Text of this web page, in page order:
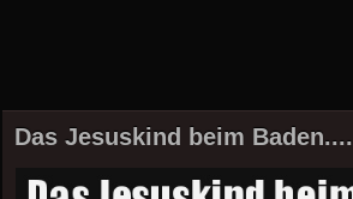
Das Jesuskind beim Baden....